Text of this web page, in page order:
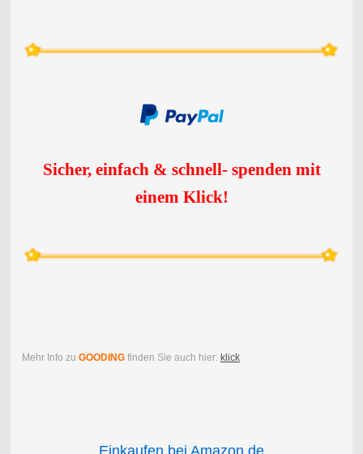
Sicher, einfach & schnell- spenden mit
einem Klick!
Mehr Info zu GOODINGfinden Sie auch hier: klick
Einkaufen bei Amazon.de